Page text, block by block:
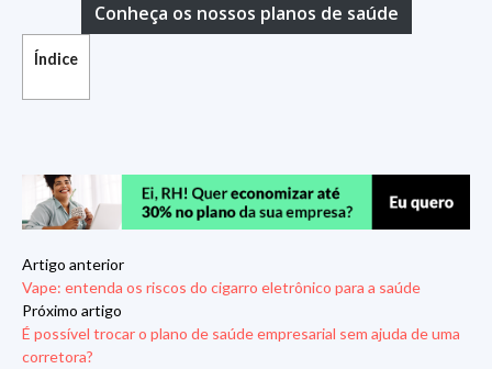
Conheça os nossos planos de saúde
Índice
Artigo anterior
Vape: entenda os riscos do cigarro eletrônico para a saúde
Próximo artigo
É possível trocar o plano de saúde empresarial sem ajuda de uma
corretora?